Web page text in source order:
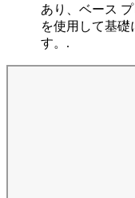
あり、ベース
を使用して基礎
す。.